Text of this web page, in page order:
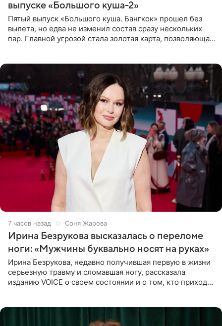
выпуске «Большого куша-2»
Пятый выпуск «Большого куша. Бангкок» прошел без
вылета, но едва не изменил состав сразу нескольких
пар. Главной угрозой стала золотая карта, позволяющая
7 часов назад Соня Жарова
Ирина Безрукова высказалась о переломе
ноги: «Мужчины буквально носят на руках»
Ирина Безрукова, недавно получившая первую в жизни
серьезную травму и сломавшая ногу, рассказала
изданию VOICE о своем состоянии и о том, кто приходит